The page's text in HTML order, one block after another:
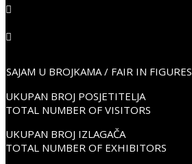
SAJAM U BROJKAMA / FAIR IN FIGURES
UKUPAN BROJ POSJETITELJA
TOTAL NUMBER OF VISITORS
UKUPAN BROJ IZLAGAČA
TOTAL NUMBER OF EXHIBITORS